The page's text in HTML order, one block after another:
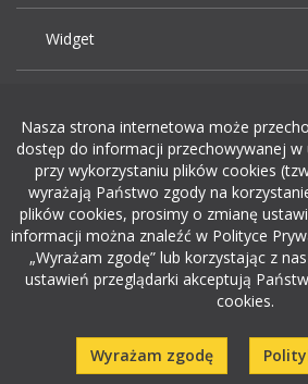
Widget
Dodaj ogłoszenie o pracę
rekrutacja w it
Nasza strona internetowa może
dostęp do informacji przechowywanej w
przy wykorzystaniu plików cookies
wyrażają Państwo zgody na
plików cookies, prosimy o zmianę
informacji można znaleźć w Polityce
„Wyrażam zgodę” lub korzystając z
ustawień przeglądarki akceptują
cookies.
Wyrażam zgodę